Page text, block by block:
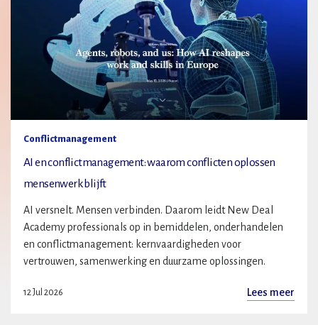
Conflictmanagement
AI en conflictmanagement: waarom conflicten oplossen
mensenwerk blijft
AI versnelt. Mensen verbinden. Daarom leidt New Deal
Academy professionals op in bemiddelen, onderhandelen
en conflictmanagement: kernvaardigheden voor
vertrouwen, samenwerking en duurzame oplossingen.
12 Jul 2026 Lees meer